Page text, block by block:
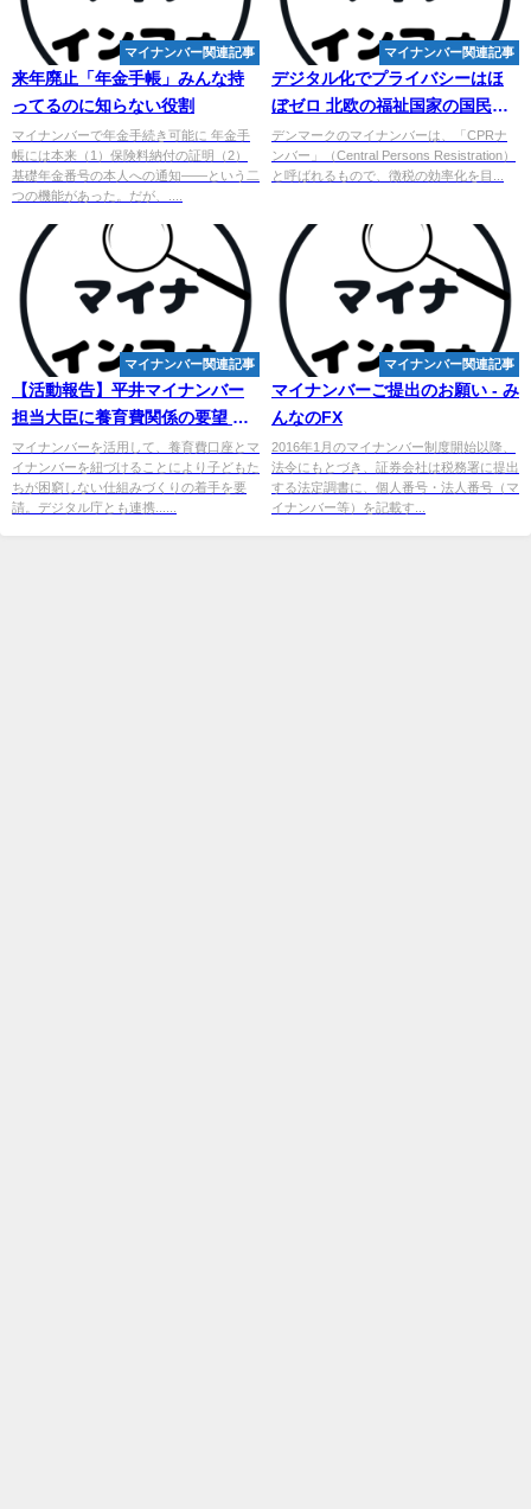
マイナンバー関連記事
来年廃止「年金手帳」みんな持
ってるのに知らない役割
マイナンバーで年金手続き可能に 年金手
帳には本来（1）保険料納付の証明（2）
基礎年金番号の本人への通知――という二
つの機能があった。だが、....
マイナンバー関連記事
デジタル化でプライバシーはほ
ぼゼロ 北欧の福祉国家の国民は
本当に幸せなのか？ （中2）
デンマークのマイナンバーは、「CPRナ
ンバー」（Central Persons Resistration）
と呼ばれるもので、徴税の効率化を目...
マイナンバー関連記事
【活動報告】平井マイナンバー
担当大臣に養育費関係の要望 衆
院茨城七区永岡桂子
マイナンバーを活用して、養育費口座とマ
イナンバーを紐づけることにより子どもた
ちが困窮しない仕組みづくりの着手を要
請。デジタル庁とも連携......
マイナンバー関連記事
マイナンバーご提出のお願い - み
んなのFX
2016年1月のマイナンバー制度開始以降、
法令にもとづき、証券会社は税務署に提出
する法定調書に、個人番号・法人番号（マ
イナンバー等）を記載す...